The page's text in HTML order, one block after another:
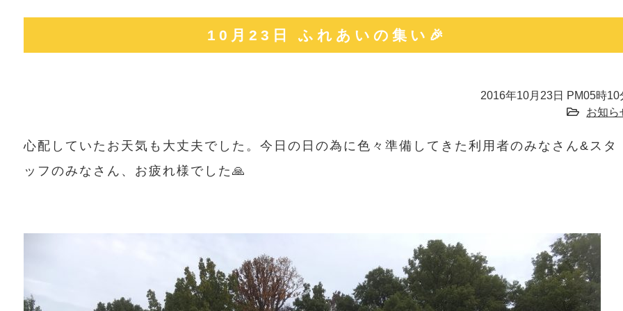
10月23日 ふれあいの集い🎉
2016年10月23日 PM05時10
お知ら
心配していたお天気も大丈夫でした。今日の日の為に色々準備してきた利用者のみなさん&スタ
ッフのみなさん、お疲れ様でした🙏